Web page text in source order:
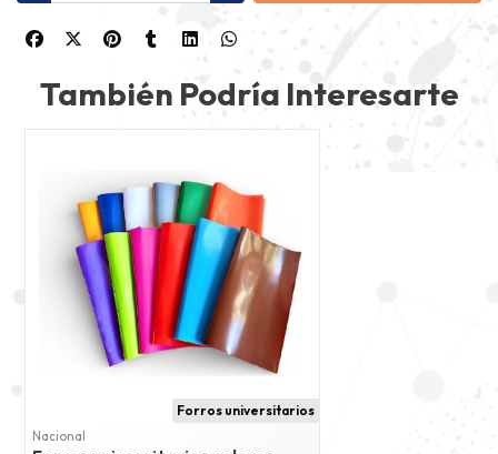
También Podría Interesarte
Forros universitarios
Nacional